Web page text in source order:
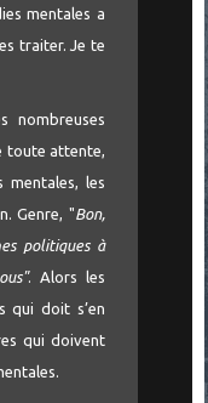
mentales a
traiter. Je te
nombreuses
toute attente,
mentales, les
Genre, "Bon,
politiques à
. Alors les
qui doit s’en
qui doivent